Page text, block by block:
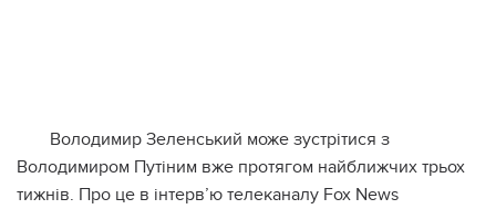
Володимир Зеленський може зустрітися з
Володимиром Путіним вже протягом найближчих трьох
тижнів. Про це в інтерв’ю телеканалу Fox News